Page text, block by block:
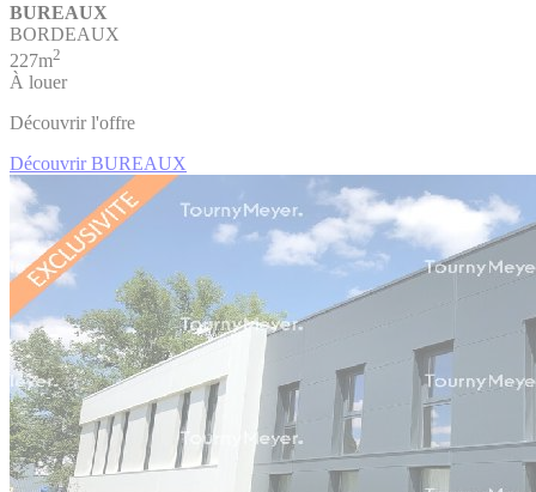
BUREAUX
BORDEAUX
227m2
À louer
Découvrir l'offre
Découvrir BUREAUX